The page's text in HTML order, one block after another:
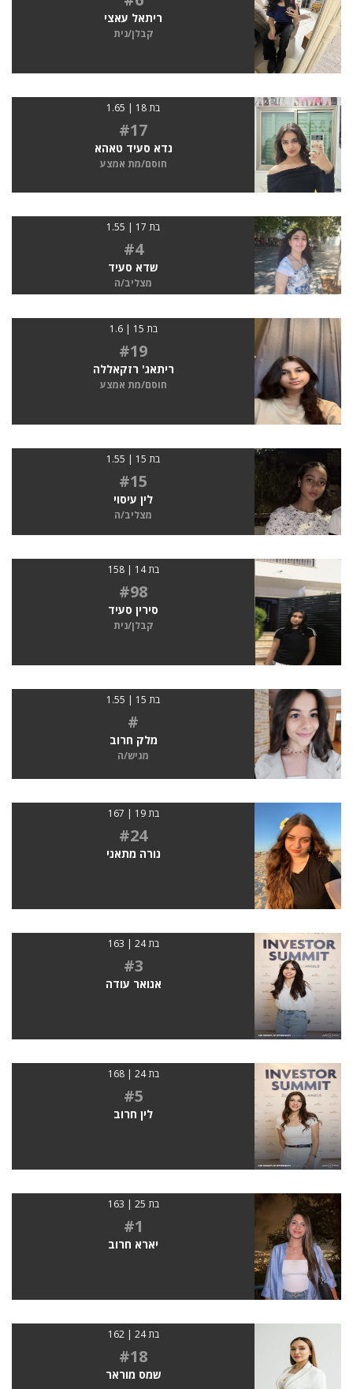
ריתאל עאצי
קבלן/נית
בת 18 | 1.65
#17
נדא סעיד טאהא
חוסם/מת אמצע
בת 17 | 1.55
#4
שדא סעיד
מצליב/ה
בת 15 | 1.6
#19
ריתאג' רזקאללה
חוסם/מת אמצע
בת 15 | 1.55
#15
לין עיסוי
מצליב/ה
בת 14 | 158
#98
סירין סעיד
קבלן/נית
בת 15 | 1.55
#
מלק חרוב
מגיש/ה
בת 19 | 167
#24
נורה מתאני
בת 24 | 163
#3
אנואר עודה
בת 24 | 168
#5
לין חרוב
בת 25 | 163
#1
יארא חרוב
בת 24 | 162
#18
שמס מוראר